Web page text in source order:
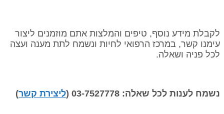
לקבלת מידע נוסף, טיפים והמלצות אתם מוזמנים ליצור
עימנו קשר, במרכז הרפואי לחיות ונשמח לתת מענה ועצה
לכל פניה ושאלה.
נשמח לענות לכל שאלה: 03-7527778 ( ליצירת קשר)